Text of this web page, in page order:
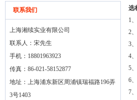
联系我们
上海湘续实业有限公司
联系人：宋先生
手机：18801963923
传真：86-021-58152877
地址：上海浦东新区周浦镇瑞福路196弄
3号1403
选
1
2
3
4
5
6
7